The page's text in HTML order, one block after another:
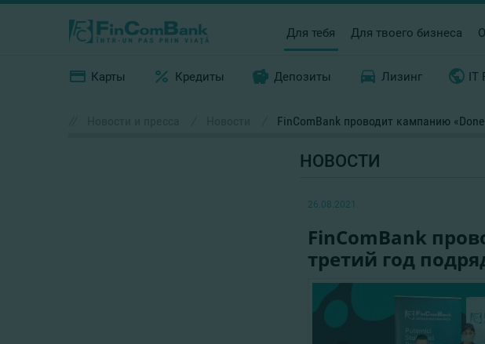
Для тебя Для твоего бизнеса
Карты Кредиты Депозиты Лизинг IT
FinComBank проводит кампанию
НОВОСТИ
26.08.2021
FinComBank
третий год